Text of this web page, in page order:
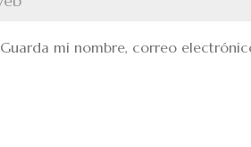
Guarda mi nombre, correo